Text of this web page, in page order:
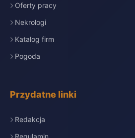
Oferty pracy
Nekrologi
Katalog firm
Pogoda
Przydatne linki
Redakcja
Regulamin